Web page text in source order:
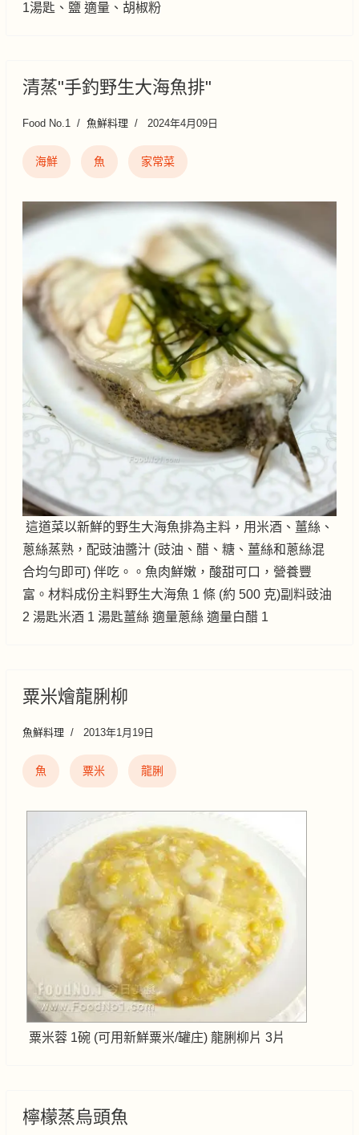
1湯匙、鹽 適量、胡椒粉
清蒸"手釣野生大海魚排"
Food No.1 魚鮮料理 2024年4月09日
海鮮 魚 家常菜
這道菜以新鮮的野生大海魚排為主料，用米酒、薑絲、
蔥絲蒸熟，配豉油醬汁 (豉油、醋、糖、薑絲和蔥絲混
合均勻即可) 伴吃。。魚肉鮮嫩，酸甜可口，營養豐
富。材料成份主料野生大海魚 1 條 (約 500 克)副料豉油
2 湯匙米酒 1 湯匙薑絲 適量蔥絲 適量白醋 1
粟米燴龍脷柳
魚鮮料理 2013年1月19日
魚 粟米 龍脷
粟米蓉 1碗 (可用新鮮粟米/罐庄) 龍脷柳片 3片
檸檬蒸烏頭魚